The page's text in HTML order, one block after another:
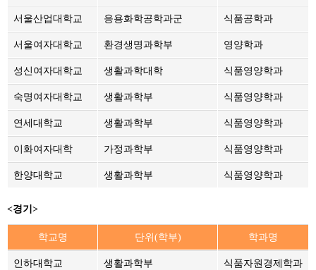
서울산업대학교 응용화학공학과군 식품공학과
서울여자대학교 환경생명과학부 영양학과
성신여자대학교 생활과학대학 식품영양학과
숙명여자대학교 생활과학부 식품영양학과
연세대학교 생활과학부 식품영양학과
이화여자대학 가정과학부 식품영양학과
한양대학교 생활과학부 식품영양학과
<경기>
학교명 단위(학부) 학과명
인하대학교 생활과학부 식품자원경제학과